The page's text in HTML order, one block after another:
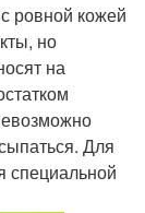
ровной кожей
но
на
Для
специальной